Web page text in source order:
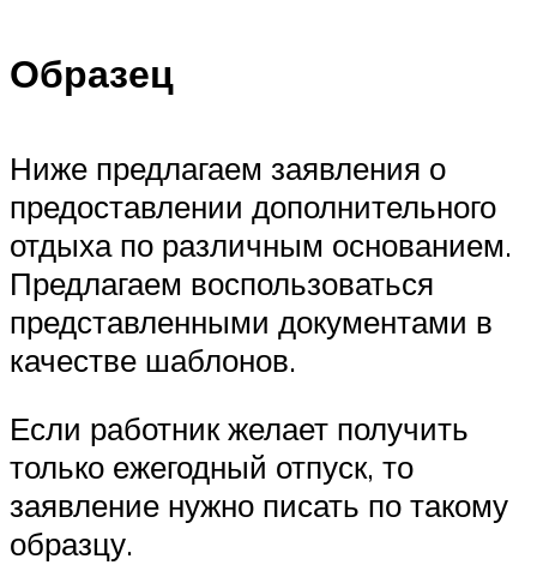
Образец
Ниже предлагаем заявления о
предоставлении дополнительного
отдыха по различным основанием.
Предлагаем воспользоваться
представленными документами в
качестве шаблонов.
Если работник желает получить
только ежегодный отпуск, то
заявление нужно писать по такому
образцу.